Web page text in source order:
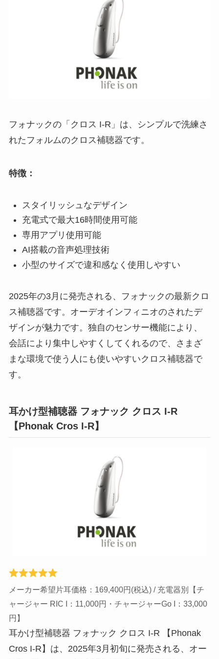
フォナックの「クロス I-R」は、シンプルで洗練さ
れたフォルムのクロス補聴器です。
特徴：
スタイリッシュなデザイン
充電式で最大16時間使用可能
専用アプリ使用可能
AI搭載の音声処理技術
小型のサイズで違和感なく使用しやすい
2025年の3月に発売される、フォナックの最新クロ
ス補聴器です。オーデオインフィニオのされたデ
ザインが魅力です。独自のセンサー機能により、
会話により集中しやすくしてくれるので、さまざ
まな環境で使う人にも使いやすいクロス補聴器で
す。
耳かけ型補聴器 フォナック クロス I-R
【Phonak Cros I-R】
メーカー希望片耳価格：169,400円(税込) / 充電器別【チ
ャージャー RIC I：11,000円・チャージャーGo I：33,000
円】
耳かけ型補聴器 フォナック クロス I-R 【Phonak
Cros I-R】は、2025年3月初旬に発売される、オー